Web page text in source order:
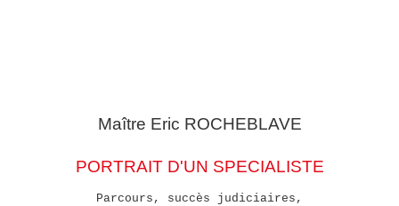
Maître Eric ROCHEBLAVE
PORTRAIT D'UN SPECIALISTE
Parcours, succès judiciaires,